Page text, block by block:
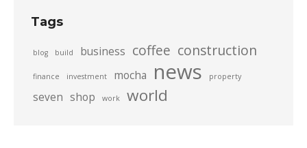
Tags
blog build business coffee construction
finance investment mocha news property
seven shop work world